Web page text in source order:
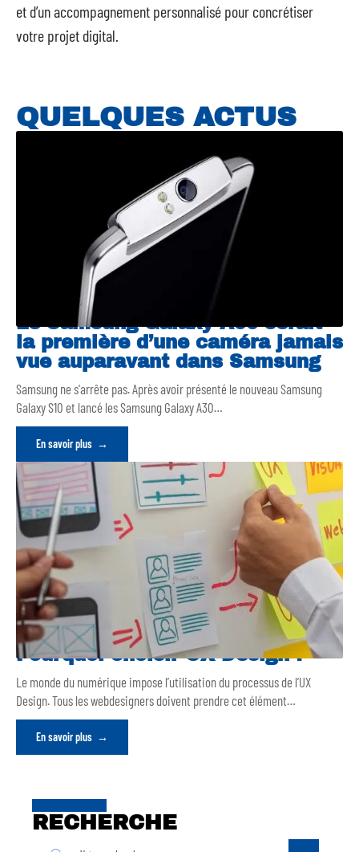
et d’un accompagnement personnalisé pour concrétiser
votre projet digital.
QUELQUES ACTUS
Le Samsung Galaxy A90 serait
la première d’une caméra jamais
vue auparavant dans Samsung
Samsung ne s'arrête pas. Après avoir présenté le nouveau Samsung
Galaxy S10 et lancé les Samsung Galaxy A30…
En savoir plus
Pourquoi choisir UX Design ?
Le monde du numérique impose l’utilisation du processus de l’UX
Design. Tous les webdesigners doivent prendre cet élément…
En savoir plus
RECHERCHE